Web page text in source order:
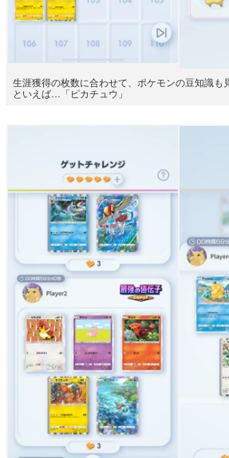
生涯獲得の枚数に合わせて、ポケモンの豆知識も
といえば…「ピカチュウ」